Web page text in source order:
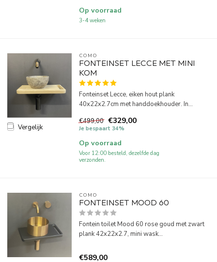
Op voorraad
3-4 weken
Vergelijk
COMO
FONTEINSET LECCE MET MINI
KOM
Fonteinset Lecce, eiken hout plank
40x22x2.7cm met handdoekhouder. In...
€499,00 €329,00
Je bespaart 34%
Op voorraad
Voor 12:00 besteld, dezelfde dag
verzonden.
COMO
FONTEINSET MOOD 60
Fontein toilet Mood 60 rose goud met zwart
plank 42x22x2.7, mini wask...
€589,00